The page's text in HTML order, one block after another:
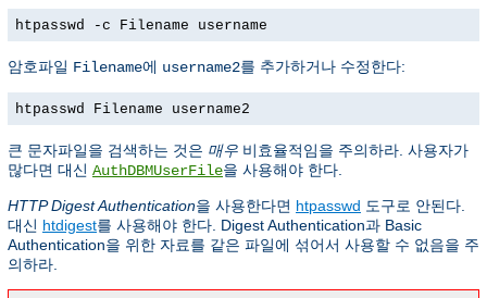
htpasswd -c Filename username
암호파일 Filename에 username2를 추가하거나 수정한다:
htpasswd Filename username2
큰 문자파일을 검색하는 것은 매우 비효율적임을 주의하라. 사용자가
많다면 대신 AuthDBMUserFile을 사용해야 한다.
HTTP Digest Authentication을 사용한다면 htpasswd 도구로 안된다.
대신 htdigest를 사용해야 한다. Digest Authentication과 Basic
Authentication을 위한 자료를 같은 파일에 섞어서 사용할 수 없음을 주
의하라.